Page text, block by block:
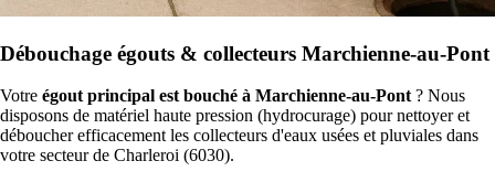
Débouchage égouts & collecteurs Marchienne-au-Pont
Votre égout principal est bouché à Marchienne-au-Pont ? Nous
disposons de matériel haute pression (hydrocurage) pour nettoyer et
déboucher efficacement les collecteurs d'eaux usées et pluviales dans
votre secteur de Charleroi (6030).